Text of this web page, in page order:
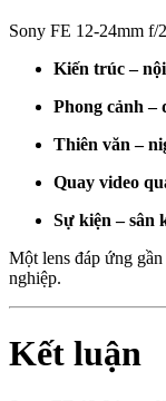
Sony FE 12-24mm f/
Kiến trúc –
Phong cảnh –
Thiên văn –
Quay video
Sự kiện – sân
Một lens đáp ứng
nghiệp.
Kết luận